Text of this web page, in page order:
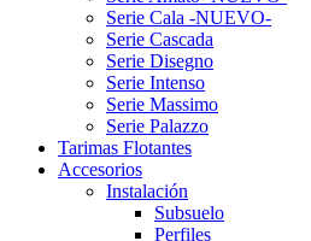
Serie Cala -NUEVO-
Serie Cascada
Serie Disegno
Serie Intenso
Serie Massimo
Serie Palazzo
Tarimas Flotantes
Accesorios
Instalación
Subsuelo
Perfiles